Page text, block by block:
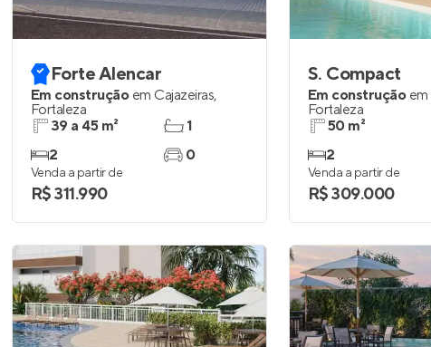
Forte Alencar
Em construção em Cajazeiras,
Fortaleza
39 a 45 m²
2
1
0
Venda a partir de
R$ 311.990
S. Compact
Em construção em
Fortaleza
50 m²
2
Venda a partir de
R$ 309.000